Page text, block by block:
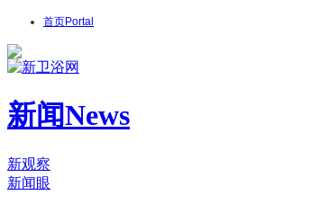
首页Portal
新闻News
新观察
新闻眼